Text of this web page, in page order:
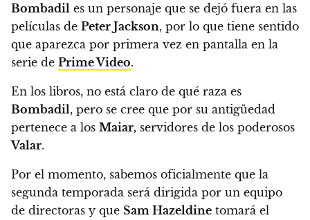
Bombadil es un personaje que se dejó fuera en las
películas de Peter Jackson, por lo que tiene sentido
que aparezca por primera vez en pantalla en la
serie de Prime Video.
En los libros, no está claro de qué raza es
Bombadil, pero se cree que por su antigüedad
pertenece a los Maiar, servidores de los poderosos
Valar.
Por el momento, sabemos oficialmente que la
segunda temporada será dirigida por un equipo
de directoras y que Sam Hazeldine tomará el